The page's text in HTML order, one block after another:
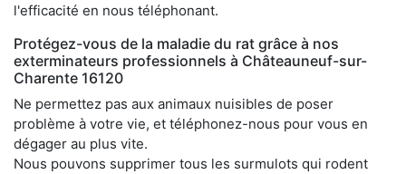
l'efficacité en nous téléphonant.
Protégez-vous de la maladie du rat grâce à nos
exterminateurs professionnels à Châteauneuf-sur-
Charente 16120
Ne permettez pas aux animaux nuisibles de poser
problème à votre vie, et téléphonez-nous pour vous en
dégager au plus vite.
Nous pouvons supprimer tous les surmulots qui rodent